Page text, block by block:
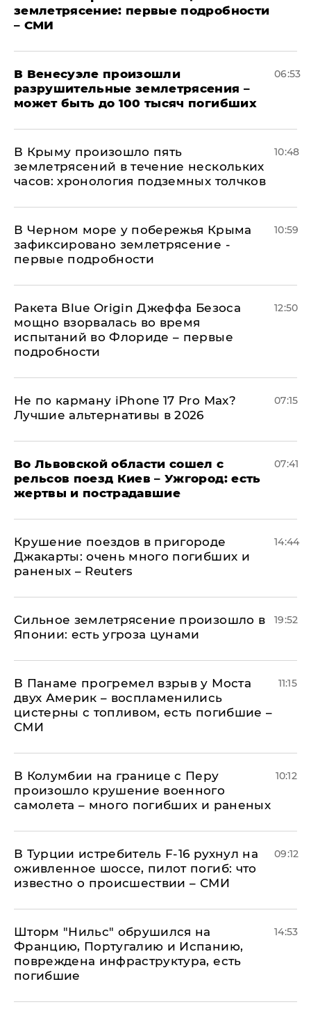
землетрясение: первые подробности
– СМИ
В Венесуэле произошли
разрушительные землетрясения –
может быть до 100 тысяч погибших
06:53
В Крыму произошло пять
землетрясений в течение нескольких
часов: хронология подземных толчков
10:48
В Черном море у побережья Крыма
зафиксировано землетрясение -
первые подробности
10:59
Ракета Blue Origin Джеффа Безоса
мощно взорвалась во время
испытаний во Флориде – первые
подробности
12:50
Не по карману iPhone 17 Pro Max?
Лучшие альтернативы в 2026
07:15
Во Львовской области сошел с
рельсов поезд Киев – Ужгород: есть
жертвы и пострадавшие
07:41
Крушение поездов в пригороде
Джакарты: очень много погибших и
раненых – Reuters
14:44
Сильное землетрясение произошло в
Японии: есть угроза цунами
19:52
В Панаме прогремел взрыв у Моста
двух Америк – воспламенились
цистерны с топливом, есть погибшие –
СМИ
11:15
В Колумбии на границе с Перу
произошло крушение военного
самолета – много погибших и раненых
10:12
В Турции истребитель F-16 рухнул на
оживленное шоссе, пилот погиб: что
известно о происшествии – СМИ
09:12
Шторм "Нильс" обрушился на
Францию, Португалию и Испанию,
повреждена инфраструктура, есть
погибшие
14:53